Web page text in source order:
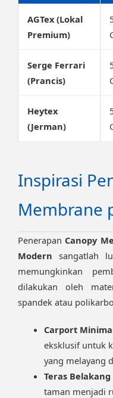
AGTex (Lokal
Premium)
Serge Ferrari
(Prancis)
Heytex
(Jerman)
Inspirasi
Membrane
Penerapan Canopy
Modern sangatlah
memungkinkan
dilakukan oleh
spandek atau
Carport
eksklusif untuk
yang melayang
Teras
taman menjadi